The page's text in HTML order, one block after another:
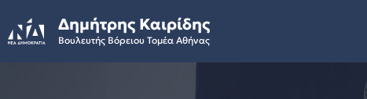
to
content
Δημήτρης Καιρίδης
Βουλευτής Βόρειου Τομέα Αθήνας